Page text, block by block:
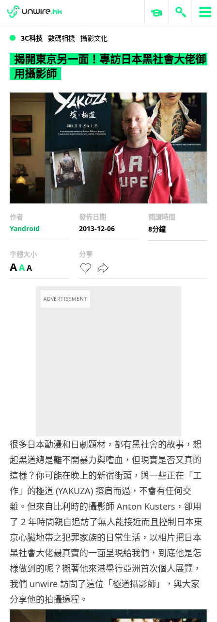
WWDC 2026 ERP 與商業 AI
3C科技 數碼相機 攝影文化
揭開東京另一面！專訪日本黑社會大佬御
用攝影師
作者
Yandroid
發佈日期
2013-12-06
閱讀時間
8分鐘
字體大小
AAA
分享
ADVERTISEMENT
很多日本動漫和日劇題材，都有黑社會的故事，想
起黑道總是離不開暴力與嗜血，但現實是否又真的
這樣？你可能在晚上的新宿街頭，與一些正在「工
作」的極道 (YAKUZA) 擦肩而過，不會有任何交
雜。但來自比利時的攝影師 Anton Kusters，卻用
了 2 年時間親自追訪了無人能接近而且控制日本東
京心臟地帶之犯罪家族的日常生活，以相片把日本
黑社會大佬最真實的一面呈現給我們，到底他是怎
樣做到的呢？襯著他來港舉行亞洲首次個人展覽，
我們 unwire 訪問了這位「極道攝影師」，與大家
分享他的拍攝過程。